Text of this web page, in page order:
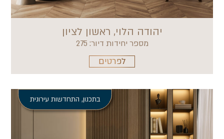
יהודה הלוי, ראשון לציון
מספר יחידות דיור: 275
לפרטים
בתכנון, התחדשות עירונית